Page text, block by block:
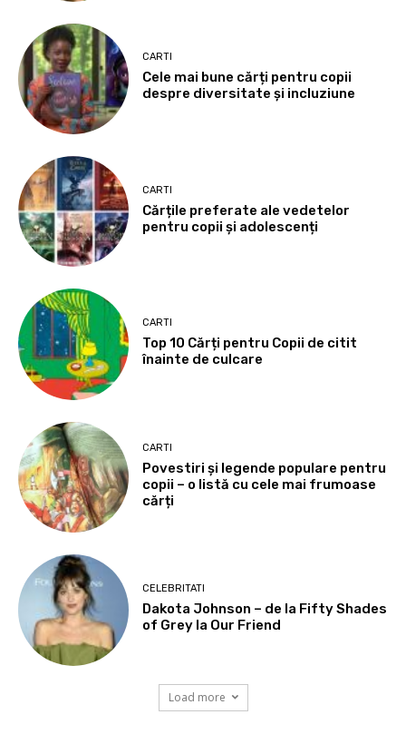
CARTI
Cele mai bune cărți pentru copii
despre diversitate și incluziune
CARTI
Cărțile preferate ale vedetelor
pentru copii și adolescenți
CARTI
Top 10 Cărți pentru Copii de citit
înainte de culcare
CARTI
Povestiri și legende populare pentru
copii – o listă cu cele mai frumoase
cărți
CELEBRITATI
Dakota Johnson – de la Fifty Shades
of Grey la Our Friend
Load more